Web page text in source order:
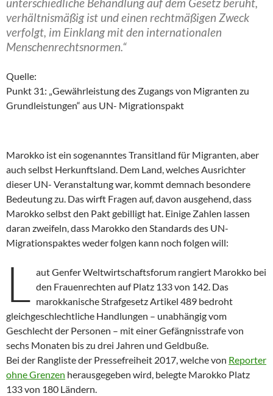
unterschiedliche Behandlung auf dem Gesetz beruht,
verhältnismäßig ist und einen rechtmäßigen Zweck
verfolgt, im Einklang mit den internationalen
Menschenrechtsnormen.“
Quelle:
Punkt 31: „Gewährleistung des Zugangs von Migranten zu
Grundleistungen“ aus UN- Migrationspakt
Marokko ist ein sogenanntes Transitland für Migranten, aber
auch selbst Herkunftsland. Dem Land, welches Ausrichter
dieser UN- Veranstaltung war, kommt demnach besondere
Bedeutung zu. Das wirft Fragen auf, davon ausgehend, dass
Marokko selbst den Pakt gebilligt hat. Einige Zahlen lassen
daran zweifeln, dass Marokko den Standards des UN-
Migrationspaktes weder folgen kann noch folgen will:
L aut Genfer Weltwirtschaftsforum rangiert Marokko bei
den Frauenrechten auf Platz 133 von 142. Das
marokkanische Strafgesetz Artikel 489 bedroht
gleichgeschlechtliche Handlungen – unabhängig vom
Geschlecht der Personen – mit einer Gefängnisstrafe von
sechs Monaten bis zu drei Jahren und Geldbuße.
Bei der Rangliste der Pressefreiheit 2017, welche von Reporter
ohne Grenzen herausgegeben wird, belegte Marokko Platz
133 von 180 Ländern.